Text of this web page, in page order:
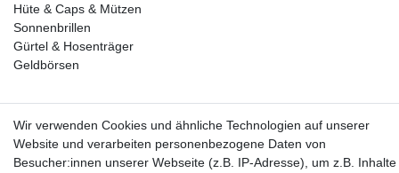
Hüte & Caps & Mützen
Sonnenbrillen
Gürtel & Hosenträger
Geldbörsen
Vorkasse, Abholung
Wir verwenden Cookies und ähnliche Technologien auf unserer
Website und verarbeiten personenbezogene Daten von
Besucher:innen unserer Webseite (z.B. IP-Adresse), um z.B. Inhalte